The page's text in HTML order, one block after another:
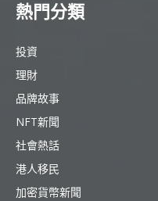
熱門分類
投資
理財
品牌故事
NFT新聞
社會熱話
港人移民
加密貨幣新聞